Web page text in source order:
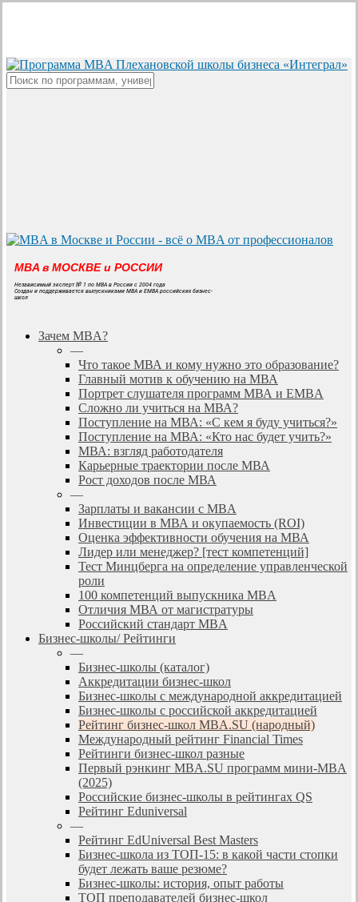
content
MBA в МОСКВЕ и РОССИИ
Независимый эксперт № 1 по MBA в России с 2004 года
Создан и поддерживается выпускниками MBA и EMBA российских бизнес-
школ
search
Menu
Зачем MBA?
—
Что такое МВА и кому нужно это образование?
Главный мотив к обучению на МВА
Портрет слушателя программ МВА и EMBA
Сложно ли учиться на МВА?
Поступление на МВА: «С кем я буду учиться?»
Поступление на МВА: «Кто нас будет учить?»
МВА: взгляд работодателя
Карьерные траектории после МВА
Рост доходов после МВА
—
Зарплаты и вакансии с MBA
Инвестиции в МВА и окупаемость (ROI)
Оценка эффективности обучения на МВА
Лидер или менеджер? [тест компетенций]
Тест Минцберга на определение управленческой
роли
100 компетенций выпускника MBA
Отличия МВА от магистратуры
Российский стандарт MBA
Бизнес-школы/ Рейтинги
—
Бизнес-школы (каталог)
Аккредитации бизнес-школ
Бизнес-школы с международной аккредитацией
Бизнес-школы с российской аккредитацией
Рейтинг бизнес-школ MBA.SU (народный)
Международный рейтинг Financial Times
Рейтинги бизнес-школ разные
Первый рэнкинг MBA.SU программ мини-MBA
(2025)
Российские бизнес-школы в рейтингах QS
Рейтинг Eduniversal
—
Рейтинг EdUniversal Best Masters
Бизнес-школа из ТОП-15: в какой части стопки
будет лежать ваше резюме?
Бизнес-школы: история, опыт работы
ТОП преподавателей бизнес-школ